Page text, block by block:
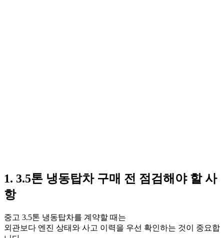
1. 3.5톤 냉동탑차 구매 전 점검해야 할 사
항
중고 3.5톤 냉동탑차를 계약할 때는
외관보다 엔진 상태와 사고 이력을 우선 확인하는 것이 중요합